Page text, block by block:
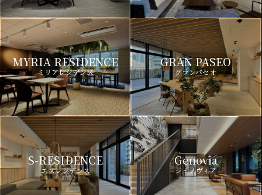
MYRIA RESIDENCE
ミリアレジデンス
GRAN PASEO
グランパセオ
S-RESIDENCE
エスレジデンス
Genovia
ジェノヴィア